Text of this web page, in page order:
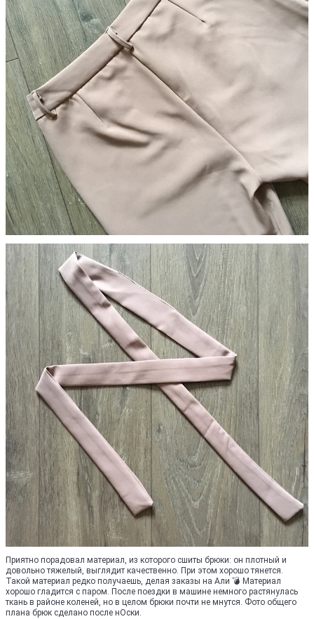
Приятно порадовал материал, из которого сшиты брюки: он плотный и
довольно тяжелый, выглядит качественно. При этом хорошо тянется.
Такой материал редко получаешь, делая заказы на Али 💣 Материал
хорошо гладится с паром. После поездки в машине немного растянулась
ткань в районе коленей, но в целом брюки почти не мнутся. Фото общего
плана брюк сделано после нОски.